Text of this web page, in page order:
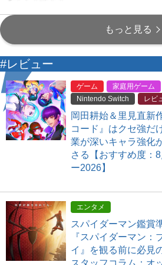
もっと見る
#レビュー
ゲーム 家庭用ゲーム
Nintendo Switch
レビ
岡田耕始＆里見直新
コード』はクセ強だ
業が深いキャラ強化
さる【おすすめ度：
ー2026】
エンタメ
スパイダーマン鑑賞
『スパイダーマン：
イ』を観る前に必見
スタッフコラム：オ